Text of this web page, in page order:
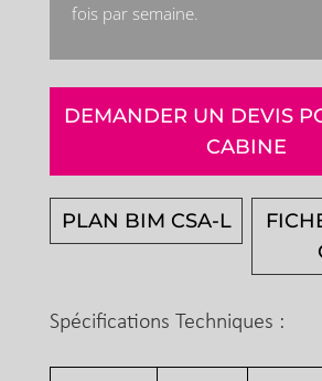
fois par semaine.
DEMANDER UN DEVIS
CABINE
PLAN BIM CSA-L
Spécifications Techniques :